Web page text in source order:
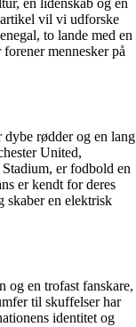
en lidenskab og en
vil vi udforske
to lande med en
mennesker på
rødder og en lang
United,
er fodbold en
er kendt for deres
skaber en elektrisk
og en trofast fanskare,
til skuffelser har
identitet og